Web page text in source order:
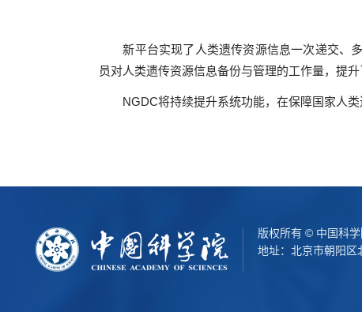
新平台实现了人类遗传资源信息一次递交、
员对人类遗传资源信息备份与管理的工作量，提
NGDC将持续提升系统功能，在保障国家人
版权所有 © 中国科
地址：北京市朝阳